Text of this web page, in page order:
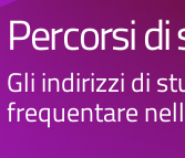
Percorsi
Gli indirizzi di
frequentare